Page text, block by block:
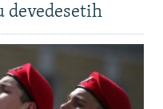
devedesetih